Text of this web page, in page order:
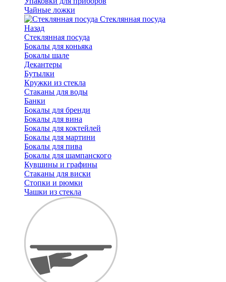
Чайные ложки
Стеклянная посуда
Назад
Стеклянная посуда
Бокалы для коньяка
Бокалы шале
Декантеры
Бутылки
Кружки из стекла
Стаканы для воды
Банки
Бокалы для бренди
Бокалы для вина
Бокалы для коктейлей
Бокалы для мартини
Бокалы для пива
Бокалы для шампанского
Кувшины и графины
Стаканы для виски
Стопки и рюмки
Чашки из стекла